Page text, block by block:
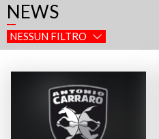
NEWS
NESSUN FILTRO